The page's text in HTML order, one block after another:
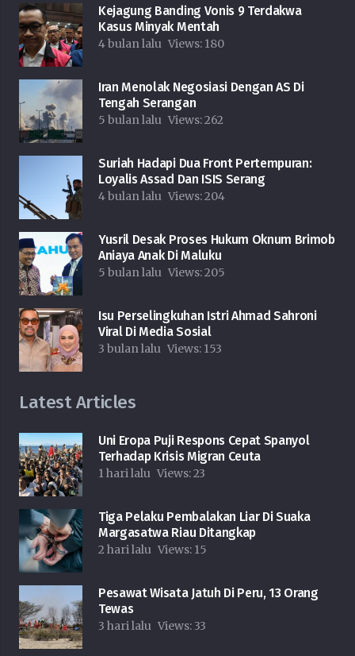
Kejagung Banding Vonis 9 Terdakwa
Kasus Minyak Mentah
4 bulan lalu Views: 180
Iran Menolak Negosiasi Dengan AS Di
Tengah Serangan
5 bulan lalu Views:262
Suriah Hadapi Dua Front Pertempuran:
Loyalis Assad Dan ISIS Serang
4 bulan lalu Views:204
Yusril Desak Proses Hukum Oknum Brimob
Aniaya Anak Di Maluku
5 bulan lalu Views:205
Isu Perselingkuhan Istri Ahmad Sahroni
Viral Di Media Sosial
3 bulan lalu Views: 153
Latest Articles
Uni Eropa Puji Respons Cepat Spanyol
Terhadap Krisis Migran Ceuta
1 hari lalu Views:23
Tiga Pelaku Pembalakan Liar Di Suaka
Margasatwa Riau Ditangkap
2 hari lalu Views: 15
Pesawat Wisata Jatuh Di Peru, 13 Orang
Tewas
3 hari lalu Views: 33